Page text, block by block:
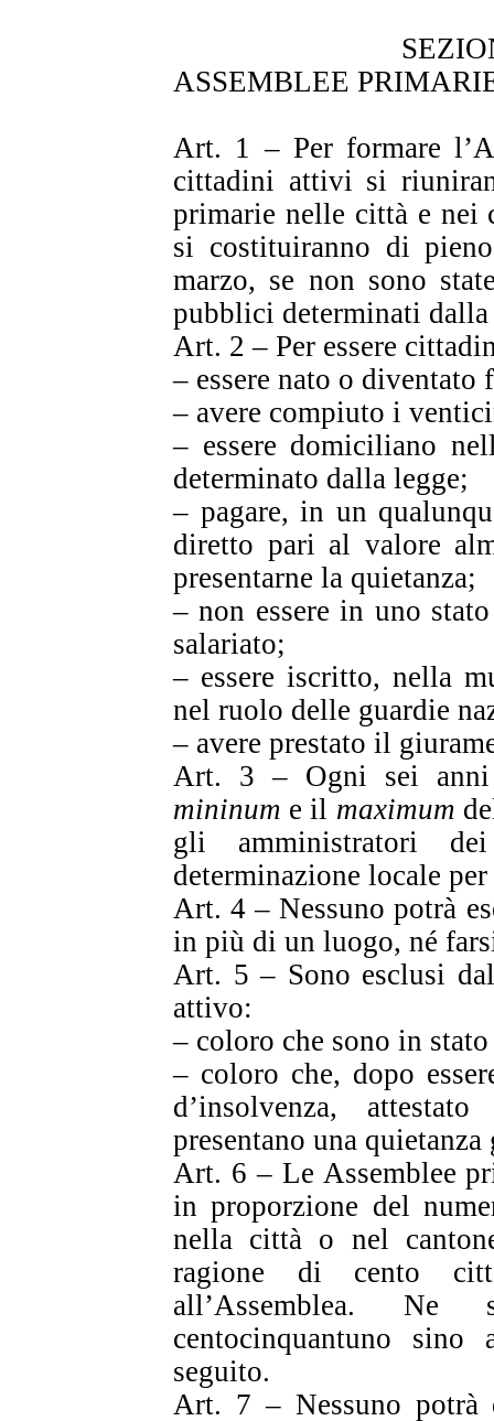
ASSEMBLEE
Art. 1 – Per formare
cittadini attivi si
primarie nelle città e nei
si costituiranno di
marzo, se non sono
pubblici determinati dalla
Art. 2 – Per essere
– essere nato o diventato
– avere compiuto i
– essere domiciliano
determinato dalla legge;
– pagare, in un
diretto pari al valore
presentarne la quietanza;
– non essere in uno
salariato;
– essere iscritto, nella
nel ruolo delle guardie
– avere prestato il
Art. 3 – Ogni sei
mininum e il maximum
gli amministratori
determinazione locale
Art. 4 – Nessuno potrà
in più di un luogo, né
Art. 5 – Sono esclusi
attivo:
– coloro che sono in stato
– coloro che, dopo
d’insolvenza,
presentano una
Art. 6 – Le Assemblee
in proporzione del
nella città o nel
ragione di cento
all’Assemblea.
centocinquantuno
seguito.
Art. 7 – Nessuno potrà